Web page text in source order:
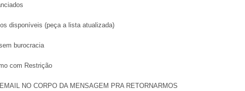
disponíveis (peça a lista atualizada)
burocracia
com Restrição
NO CORPO DA MENSAGEM PRA RETORNARMOS